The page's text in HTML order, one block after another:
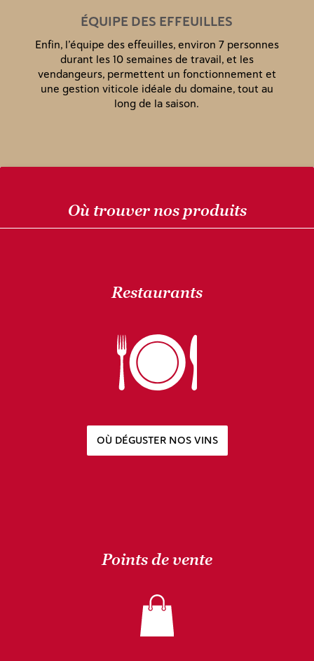
ÉQUIPE DES EFFEUILLES
Enfin, l’équipe des effeuilles, environ 7 personnes
durant les 10 semaines de travail, et les
vendangeurs, permettent un fonctionnement et
une gestion viticole idéale du domaine, tout au
long de la saison.
Où trouver nos produits
Restaurants
OÙ DÉGUSTER NOS VINS
Points de vente